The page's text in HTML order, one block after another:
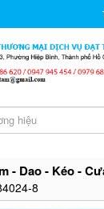
- Dao - Kéo -
8